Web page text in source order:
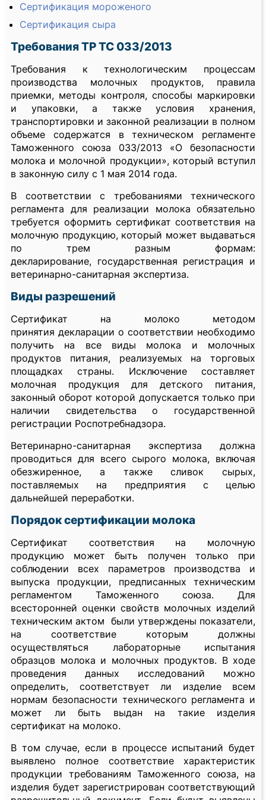
Сертификация мороженого
Сертификация сыра
Требования ТР ТС 033/2013
Требования к технологическим процессам
производства молочных продуктов, правила
приемки, методы контроля, способы маркировки
и упаковки, а также условия хранения,
транспортировки и законной реализации в полном
объеме содержатся в техническом регламенте
Таможенного союза 033/2013 «О безопасности
молока и молочной продукции», который вступил
в законную силу с 1 мая 2014 года.
В соответствии с требованиями технического
регламента для реализации молока обязательно
требуется оформить сертификат соответствия на
молочную продукцию, который может выдаваться
по трем разным формам:
декларирование, государственная регистрация и
ветеринарно-санитарная экспертиза.
Виды разрешений
Сертификат на молоко методом
принятия декларации о соответствии необходимо
получить на все виды молока и молочных
продуктов питания, реализуемых на торговых
площадках страны. Исключение составляет
молочная продукция для детского питания,
законный оборот которой допускается только при
наличии свидетельства о государственной
регистрации Роспотребнадзора.
Ветеринарно-санитарная экспертиза должна
проводиться для всего сырого молока, включая
обезжиренное, а также сливок сырых,
поставляемых на предприятия с целью
дальнейшей переработки.
Порядок сертификации молока
Сертификат соответствия на молочную
продукцию может быть получен только при
соблюдении всех параметров производства и
выпуска продукции, предписанных техническим
регламентом Таможенного союза. Для
всесторонней оценки свойств молочных изделий
техническим актом были утверждены показатели,
на соответствие которым должны
осуществляться лабораторные испытания
образцов молока и молочных продуктов. В ходе
проведения данных исследований можно
определить, соответствует ли изделие всем
нормам безопасности технического регламента и
может ли быть выдан на такие изделия
сертификат на молоко.
В том случае, если в процессе испытаний будет
выявлено полное соответствие характеристик
продукции требованиям Таможенного союза, на
изделия будет зарегистрирован соответствующий